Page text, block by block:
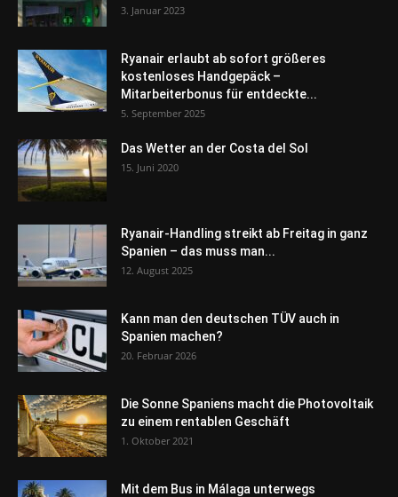
3. Januar 2023
Ryanair erlaubt ab sofort größeres
kostenloses Handgepäck –
Mitarbeiterbonus für entdeckte...
5. September 2025
Das Wetter an der Costa del Sol
15. Juni 2020
Ryanair-Handling streikt ab Freitag in ganz
Spanien – das muss man...
12. August 2025
Kann man den deutschen TÜV auch in
Spanien machen?
20. Februar 2026
Die Sonne Spaniens macht die Photovoltaik
zu einem rentablen Geschäft
1. Oktober 2021
Mit dem Bus in Málaga unterwegs